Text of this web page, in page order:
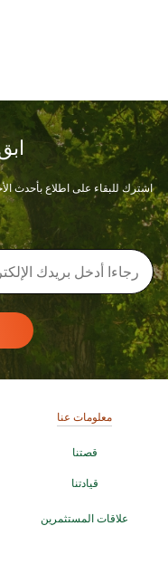
اشترك للبقاء على اطلاع بأحدث
معلومات عنا
قصتنا
قيادتنا
علاقات المستثمرين